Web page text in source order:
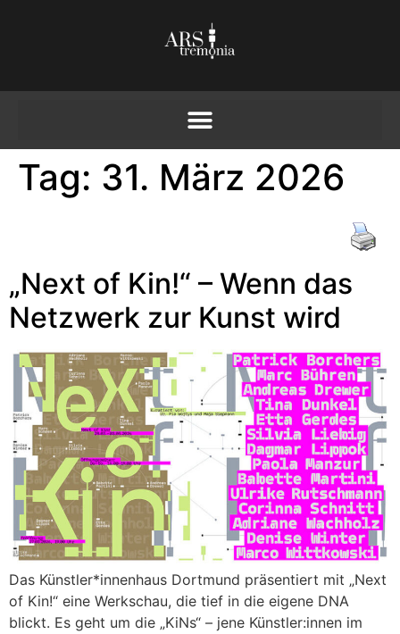
Tag: 31. März 2026
„Next of Kin!“ – Wenn das
Netzwerk zur Kunst wird
Das Künstler*innenhaus Dortmund präsentiert mit „Next
of Kin!“ eine Werkschau, die tief in die eigene DNA
blickt. Es geht um die „KiNs“ – jene Künstler:innen im